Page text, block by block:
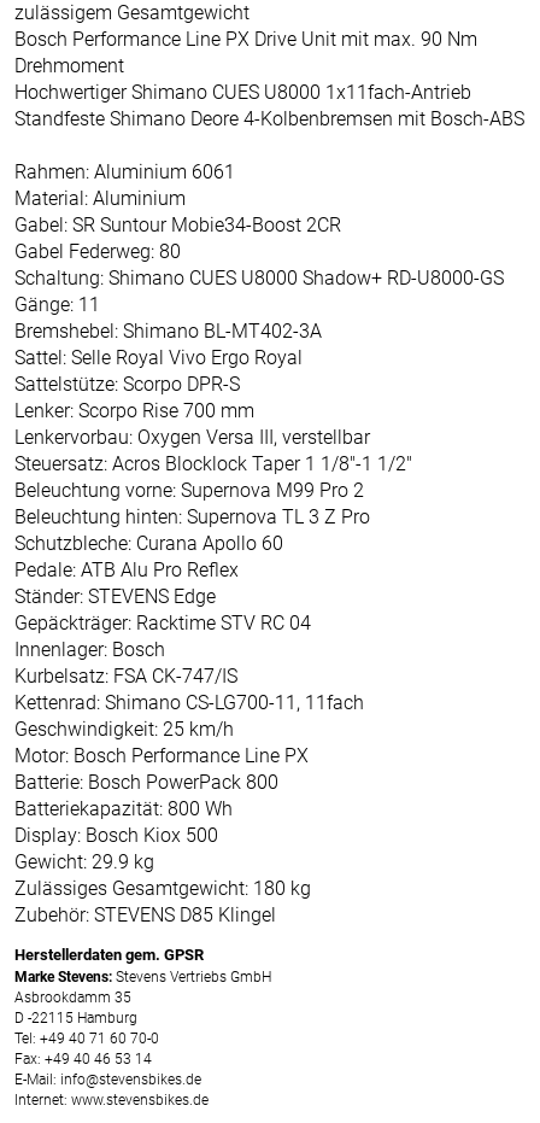
zulässigem Gesamtgewicht
Bosch Performance Line PX Drive Unit mit max. 90 Nm
Drehmoment
Hochwertiger Shimano CUES U8000 1x11fach-Antrieb
Standfeste Shimano Deore 4-Kolbenbremsen mit Bosch-ABS
Rahmen: Aluminium 6061
Material: Aluminium
Gabel: SR Suntour Mobie34-Boost 2CR
Gabel Federweg: 80
Schaltung: Shimano CUES U8000 Shadow+ RD-U8000-GS
Gänge: 11
Bremshebel: Shimano BL-MT402-3A
Sattel: Selle Royal Vivo Ergo Royal
Sattelstütze: Scorpo DPR-S
Lenker: Scorpo Rise 700 mm
Lenkervorbau: Oxygen Versa III, verstellbar
Steuersatz: Acros Blocklock Taper 1 1/8"-1 1/2"
Beleuchtung vorne: Supernova M99 Pro 2
Beleuchtung hinten: Supernova TL 3 Z Pro
Schutzbleche: Curana Apollo 60
Pedale: ATB Alu Pro Reflex
Ständer: STEVENS Edge
Gepäckträger: Racktime STV RC 04
Innenlager: Bosch
Kurbelsatz: FSA CK-747/IS
Kettenrad: Shimano CS-LG700-11, 11fach
Geschwindigkeit: 25 km/h
Motor: Bosch Performance Line PX
Batterie: Bosch PowerPack 800
Batteriekapazität: 800 Wh
Display: Bosch Kiox 500
Gewicht: 29.9 kg
Zulässiges Gesamtgewicht: 180 kg
Zubehör: STEVENS D85 Klingel
Herstellerdaten gem. GPSR
Marke Stevens: Stevens Vertriebs GmbH
Asbrookdamm 35
D -22115 Hamburg
Tel: +49 40 71 60 70-0
Fax: +49 40 46 53 14
E-Mail: info@stevensbikes.de
Internet: www.stevensbikes.de